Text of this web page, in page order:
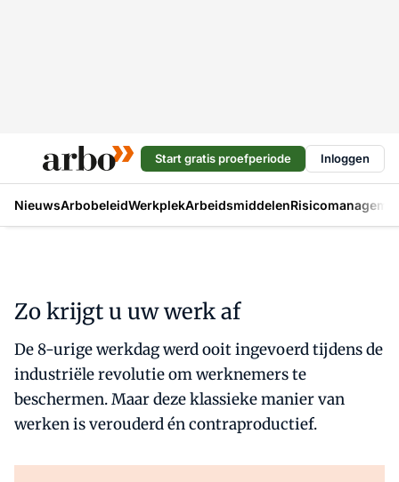
Start gratis proefperiode Inloggen
NieuwsArbobeleidWerkplekArbeidsmiddelen
Zo krijgt u uw werk af
De 8-urige werkdag werd ooit ingevoerd tijdens de
industriële revolutie om werknemers te
beschermen. Maar deze klassieke manier van
werken is verouderd én contraproductief.